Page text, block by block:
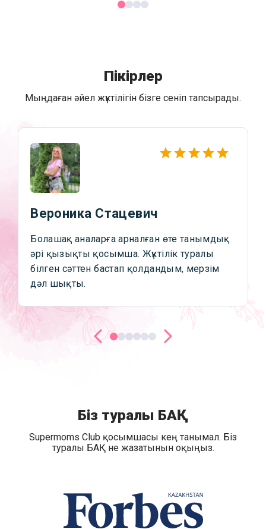
Пікірлер
Мыңдаған әйел жүктілігін бізге сеніп тапсырады.
Вероника Стацевич
Болашақ аналарға арналған өте танымдық
әрі қызықты қосымша. Жүктілік туралы
білген сәттен бастап қолдандым, мерзім
дәл шықты.
Біз туралы БАҚ
Supermoms Club қосымшасы кең танымал. Біз
туралы БАҚ не жазатынын оқыңыз.